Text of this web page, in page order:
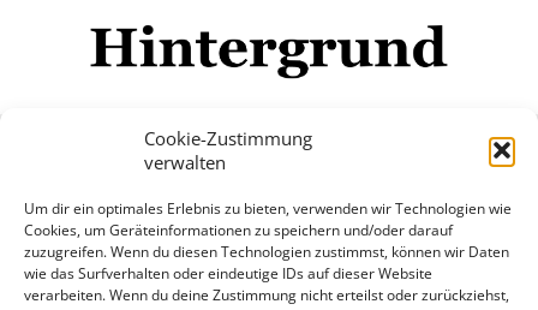
Cookie-Zustimmung
verwalten
Um dir ein optimales Erlebnis zu bieten, verwenden wir Technologien wie
Cookies, um Geräteinformationen zu speichern und/oder darauf
zuzugreifen. Wenn du diesen Technologien zustimmst, können wir Daten
wie das Surfverhalten oder eindeutige IDs auf dieser Website
verarbeiten. Wenn du deine Zustimmung nicht erteilst oder zurückziehst,
Mehr
© Copyright Hintergrund.de, 2015 - 2026